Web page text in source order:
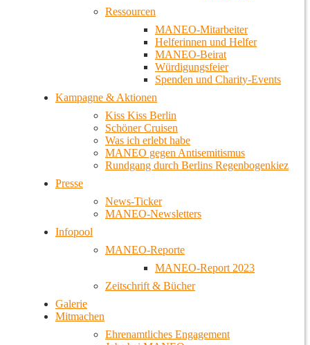
Ressourcen
MANEO-Mitarbeiter
Helferinnen und Helfer
MANEO-Beirat
Würdigungsfeier
Spenden und Charity-Events
Kampagne & Aktionen
Kiss Kiss Berlin
Schöner Cruisen
Was ich erlebt habe
MANEO gegen Antisemitismus
Rundgang durch Berlins Regenbogenkiez
Presse
News-Ticker
MANEO-Newsletters
Infopool
MANEO-Reporte
MANEO-Report 2023
Zeitschrift & Bücher
Galerie
Mitmachen
Ehrenamtliches Engagement